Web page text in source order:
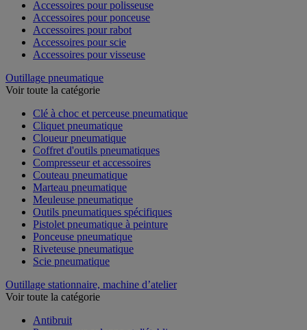
Accessoires pour polisseuse
Accessoires pour ponceuse
Accessoires pour rabot
Accessoires pour scie
Accessoires pour visseuse
Outillage pneumatique
Voir toute la catégorie
Clé à choc et perceuse pneumatique
Cliquet pneumatique
Cloueur pneumatique
Coffret d'outils pneumatiques
Compresseur et accessoires
Couteau pneumatique
Marteau pneumatique
Meuleuse pneumatique
Outils pneumatiques spécifiques
Pistolet pneumatique à peinture
Ponceuse pneumatique
Riveteuse pneumatique
Scie pneumatique
Outillage stationnaire, machine d’atelier
Voir toute la catégorie
Antibruit